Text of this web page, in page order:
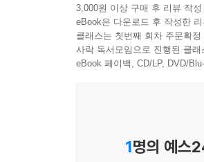
현재 일본 사회의 풍경을
1945년 패전 후 일본은
끝났다는 것을 알리는 상
책의 해설을 쓴 서경식
3,000원 이상 구매 후 리뷰 작성
eBook은 다운로드 후 작성한
클래스는 첫번째 회차 주문확
사락 독서모임으로 진행된 클
eBook 페이백, CD/LP, DVD/
1명의 예스